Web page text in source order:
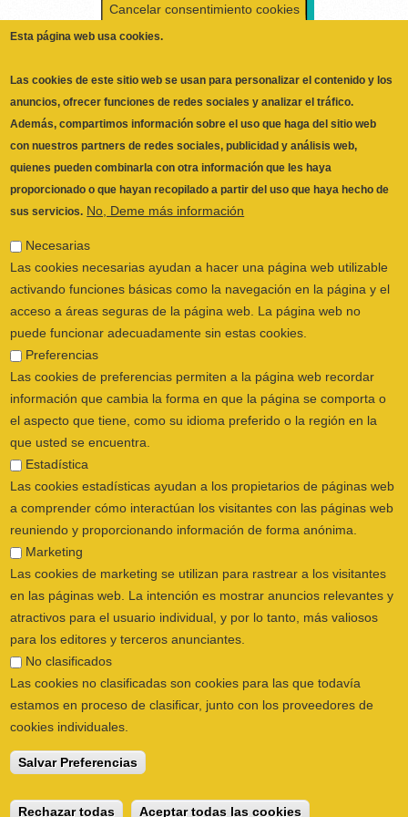
© 2026
CALLE SAN VICENTE Nº 61,2º-2ª. CÓDIGO
POLÍTICA PRIVACIDAD
INFORMANTE
Cancelar consentimiento cookies
Esta página web usa cookies.
Las cookies de este sitio web se usan para personalizar el contenido y los
anuncios, ofrecer funciones de redes sociales y analizar el tráfico.
Además, compartimos información sobre el uso que haga del sitio web
con nuestros partners de redes sociales, publicidad y análisis web,
quienes pueden combinarla con otra información que les haya
proporcionado o que hayan recopilado a partir del uso que haya hecho de
sus servicios. No, Deme más información
Necesarias
Las cookies necesarias ayudan a hacer una página web utilizable
activando funciones básicas como la navegación en la página y el
acceso a áreas seguras de la página web. La página web no
puede funcionar adecuadamente sin estas cookies.
Preferencias
Las cookies de preferencias permiten a la página web recordar
información que cambia la forma en que la página se comporta o
el aspecto que tiene, como su idioma preferido o la región en la
que usted se encuentra.
Estadística
Las cookies estadísticas ayudan a los propietarios de páginas web
a comprender cómo interactúan los visitantes con las páginas web
reuniendo y proporcionando información de forma anónima.
Marketing
Las cookies de marketing se utilizan para rastrear a los visitantes
en las páginas web. La intención es mostrar anuncios relevantes y
atractivos para el usuario individual, y por lo tanto, más valiosos
para los editores y terceros anunciantes.
No clasificados
Las cookies no clasificadas son cookies para las que todavía
estamos en proceso de clasificar, junto con los proveedores de
cookies individuales.
Salvar Preferencias
Rechazar todas Aceptar todas las cookies